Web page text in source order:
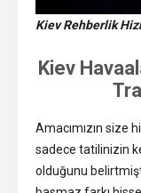
Kiev Rehberlik
Kiev
Amacımızın size
sadece tatilinizin
olduğunu